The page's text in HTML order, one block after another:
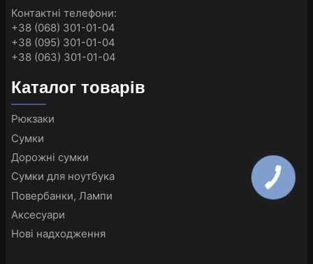
Контактні телефони:
+38 (068) 301-01-04
+38 (095) 301-01-04
+38 (063) 301-01-04
Каталог товарів
Рюкзаки
Сумки
Дорожні сумки
Сумки для ноутбука
Повербанки, Лампи
Аксесуари
Нові надходження